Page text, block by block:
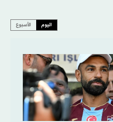
اليوم الأسبوع